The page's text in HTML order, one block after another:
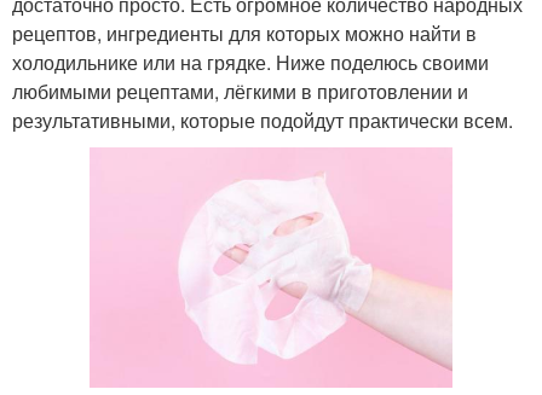
рецептов, ингредиенты для которых можно найти в
холодильнике или на грядке. Ниже поделюсь своими
любимыми рецептами, лёгкими в приготовлении и
результативными, которые подойдут практически всем.